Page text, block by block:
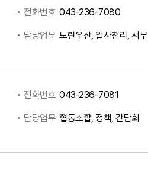
전화번호 043-236-7080
담당업무 노란우산, 일사천리, 서무
전화번호 043-236-7081
담당업무 협동조합, 정책, 간담회